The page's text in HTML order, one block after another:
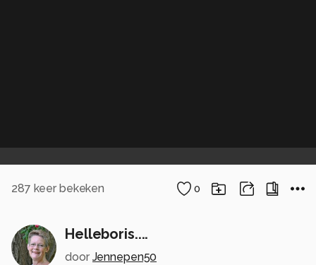
287 keer bekeken 0
Helleboris....
door Jennepen50